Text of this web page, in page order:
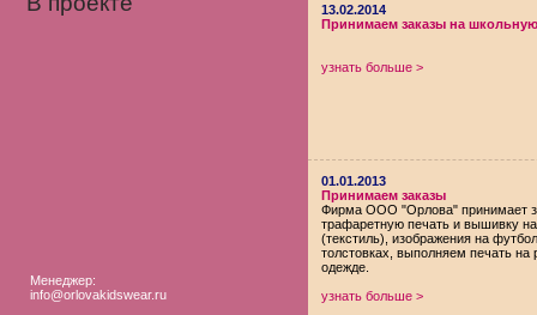
Менеджер:
info@orlovakidswear.ru
13.02.2014
Принимаем заказы на
узнать больше >
01.01.2013
Принимаем заказы
Фирма ООО "Орлова" принимает
трафаретную печать и вышивку на
(текстиль), изображения на
толстовках, выполняем печать на
одежде.
узнать больше >